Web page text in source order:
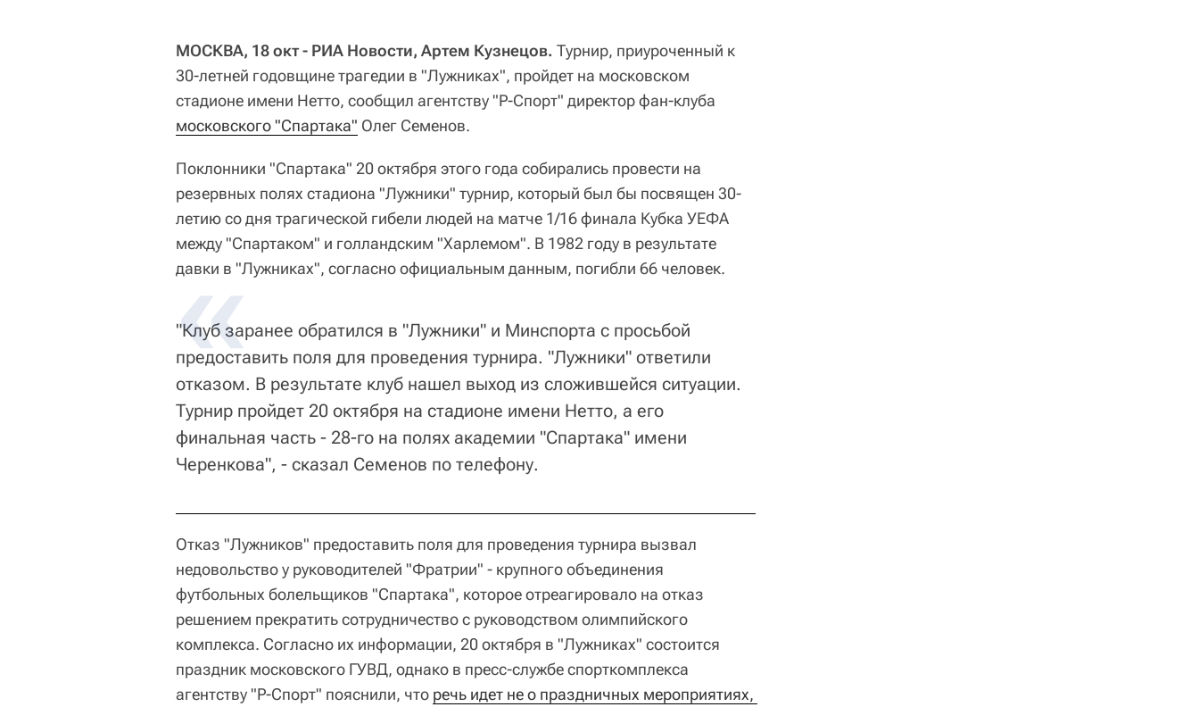
МОСКВА, 18 окт - РИА Новости, Артем Кузнецов. Турнир, приуроченный к
30-летней годовщине трагедии в "Лужниках", пройдет на московском
стадионе имени Нетто, сообщил агентству "Р-Спорт" директор фан-клуба
московского "Спартака" Олег Семенов.
Поклонники "Спартака" 20 октября этого года собирались провести на
резервных полях стадиона "Лужники" турнир, который был бы посвящен 30-
летию со дня трагической гибели людей на матче 1/16 финала Кубка УЕФА
между "Спартаком" и голландским "Харлемом". В 1982 году в результате
давки в "Лужниках", согласно официальным данным, погибли 66 человек.
"Клуб заранее обратился в "Лужники" и Минспорта с просьбой
предоставить поля для проведения турнира. "Лужники" ответили
отказом. В результате клуб нашел выход из сложившейся ситуации.
Турнир пройдет 20 октября на стадионе имени Нетто, а его
финальная часть - 28-го на полях академии "Спартака" имени
Черенкова", - сказал Семенов по телефону.
Отказ "Лужников" предоставить поля для проведения турнира вызвал
недовольство у руководителей "Фратрии" - крупного объединения
футбольных болельщиков "Спартака", которое отреагировало на отказ
решением прекратить сотрудничество с руководством олимпийского
комплекса. Согласно их информации, 20 октября в "Лужниках" состоится
праздник московского ГУВД, однако в пресс-службе спорткомплекса
агентству "Р-Спорт" пояснили, что речь идет не о праздничных мероприятиях,